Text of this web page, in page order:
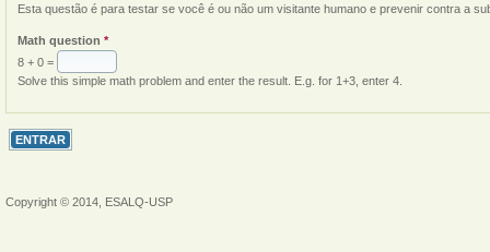
Esta questão é para testar se você é ou não um visitante humano e prevenir contra a
Math question *
8 + 0 =
Solve this simple math problem and enter the result. E.g. for 1+3, enter 4.
Copyright © 2014, ESALQ-USP